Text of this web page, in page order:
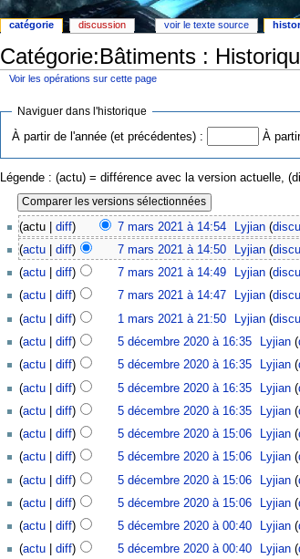
Catégorie:Bâtiments :
Voir les opérations sur cette page
Naviguer dans l'historique
À partir de l'année (et précédentes) : À
Légende : (actu) = différence avec la version actuelle,
(actu | diff) 7 mars 2021 à 14:54‎ Lyjian (
(actu| diff) 7 mars 2021 à 14:50‎ Lyjian (
(actu| diff) 7 mars 2021 à 14:49‎ Lyjian (
(actu| diff) 7 mars 2021 à 14:47‎ Lyjian (
(actu| diff) 1 mars 2021 à 21:50‎ Lyjian (
(actu| diff) 5 décembre 2020 à 16:35‎ Lyjian (
(actu| diff) 5 décembre 2020 à 16:35‎ Lyjian (
(actu| diff) 5 décembre 2020 à 16:35‎ Lyjian (
(actu| diff) 5 décembre 2020 à 16:35‎ Lyjian (
(actu| diff) 5 décembre 2020 à 15:06‎ Lyjian (
(actu| diff) 5 décembre 2020 à 15:06‎ Lyjian (
(actu| diff) 5 décembre 2020 à 15:06‎ Lyjian (
(actu| diff) 5 décembre 2020 à 15:06‎ Lyjian (
(actu| diff) 5 décembre 2020 à 00:40‎ Lyjian (
(actu| diff) 5 décembre 2020 à 00:40‎ Lyjian (
catégorie discussion voir le texte source